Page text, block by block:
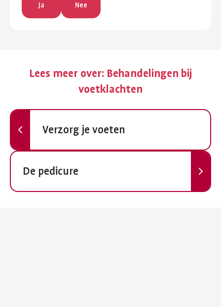
Ja Nee
Lees meer over: Behandelingen bij
voetklachten
Vorige
Verzorg je voeten
Volgende
De pedicure